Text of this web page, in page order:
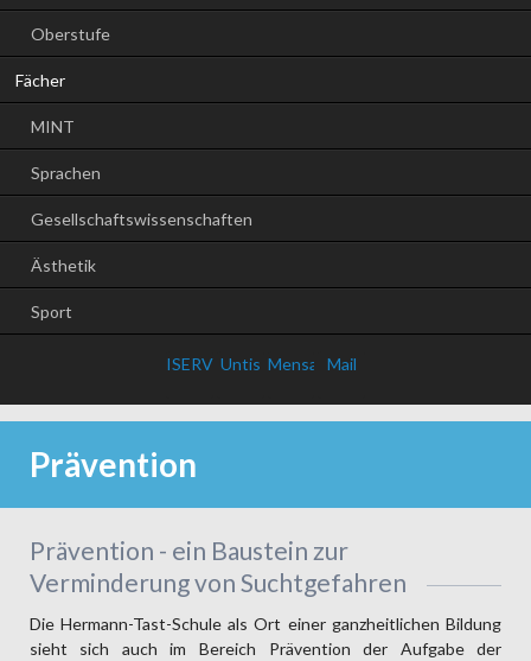
Oberstufe
Fächer
MINT
Sprachen
Gesellschaftswissenschaften
Ästhetik
Sport
ISERV Untis Mensa Mail
Prävention
Prävention - ein Baustein zur
Verminderung von Suchtgefahren
Die Hermann-Tast-Schule als Ort einer ganzheitlichen Bildung
sieht sich auch im Bereich Prävention der Aufgabe der